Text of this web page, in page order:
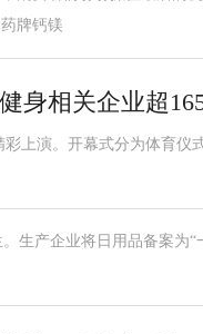
牌钙镁
身相关企业超
上演。开幕式分为体育仪
生产企业将日用品备案为